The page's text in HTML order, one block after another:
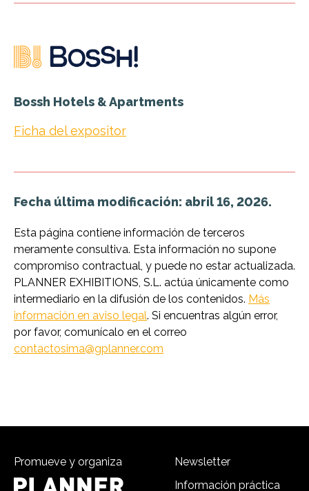
Bossh Hotels & Apartments
Ficha del expositor
Fecha última modificación: abril 16, 2026.
Esta página contiene información de terceros
meramente consultiva. Esta información no supone
compromiso contractual, y puede no estar actualizada.
PLANNER EXHIBITIONS, S.L. actúa únicamente como
intermediario en la difusión de los contenidos. Más
información en aviso legal. Si encuentras algún error,
por favor, comunícalo en el correo
contactosima@gplanner.com
Promueve y organiza
Newsletter
Información práctica